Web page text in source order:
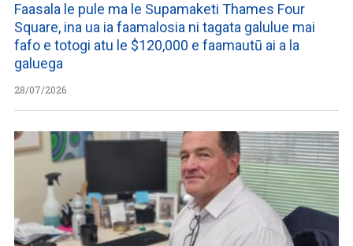
Faasala le pule ma le Supamaketi Thames Four
Square, ina ua ia faamalosia ni tagata galulue mai
fafo e totogi atu le $120,000 e faamautū ai a la
galuega
28/07/2026